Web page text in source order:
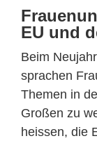
EU und
Beim
sprachen
Themen in
Großen zu
heissen, die